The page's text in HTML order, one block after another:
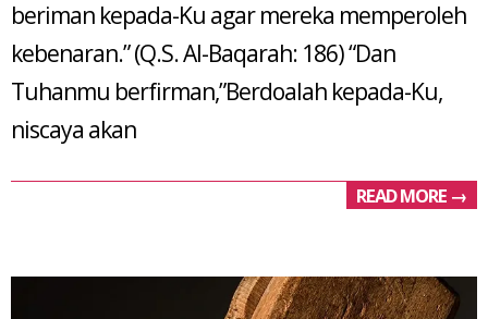
beriman kepada-Ku agar mereka memperoleh
kebenaran.” (Q.S. Al-Baqarah: 186) “Dan
Tuhanmu berfirman,”Berdoalah kepada-Ku,
niscaya akan
READ MORE →